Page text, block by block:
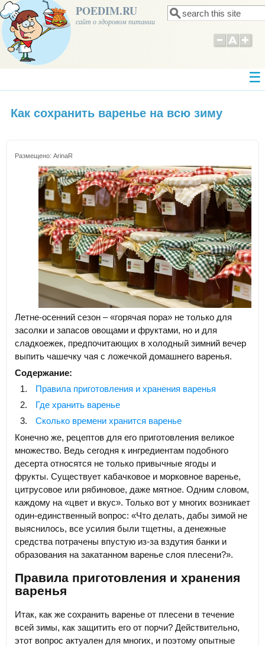
POEDIM.RU
сайт о здоровом питании Форма поиска
Поиск
Как сохранить варенье на всю зиму
Размещено: ArinaR
Летне-осенний сезон – «горячая пора» не только для
засолки и запасов овощами и фруктами, но и для
сладкоежек, предпочитающих в холодный зимний вечер
выпить чашечку чая с ложечкой домашнего варенья.
Содержание:
Правила приготовления и хранения варенья
Где хранить варенье
Сколько времени хранится варенье
Конечно же, рецептов для его приготовления великое
множество. Ведь сегодня к ингредиентам подобного
десерта относятся не только привычные ягоды и
фрукты. Существует кабачковое и морковное варенье,
цитрусовое или рябиновое, даже мятное. Одним словом,
каждому на «цвет и вкус». Только вот у многих возникает
один-единственный вопрос: «Что делать, дабы зимой не
выяснилось, все усилия были тщетны, а денежные
средства потрачены впустую из-за вздутия банки и
образования на закатанном варенье слоя плесени?».
Правила приготовления и хранения
варенья
Итак, как же сохранить варенье от плесени в течение
всей зимы, как защитить его от порчи? Действительно,
этот вопрос актуален для многих, и поэтому опытные